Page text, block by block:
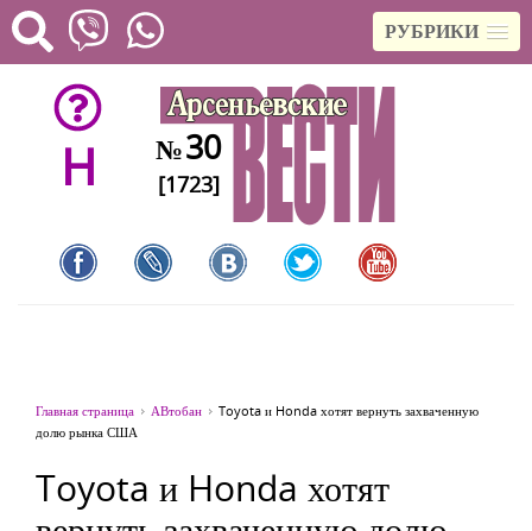
РУБРИКИ
H №30
[1723]
Главная страница АВтобан
Toyota и Honda хотят вернуть захваченную
долю рынка США
Toyota и Honda хотят